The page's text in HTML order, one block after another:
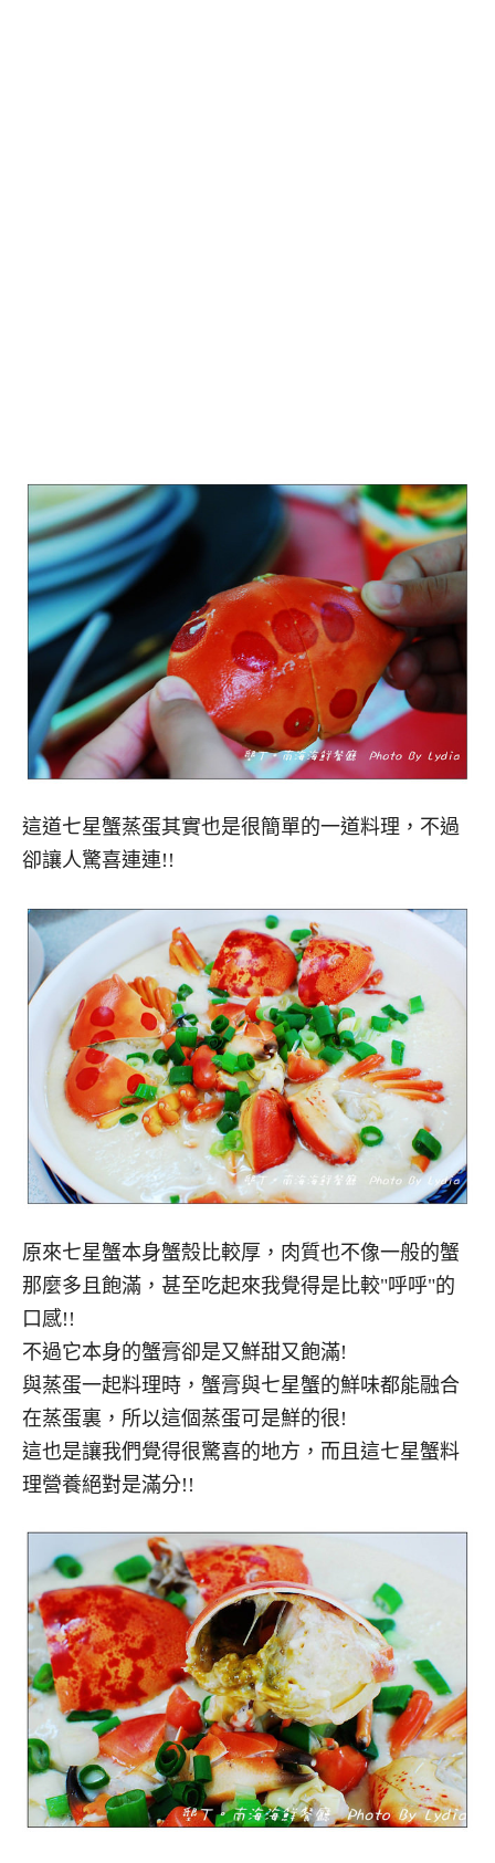
這道七星蟹蒸蛋其實也是很簡單的一道料理，不過
卻讓人驚喜連連!!
原來七星蟹本身蟹殼比較厚，肉質也不像一般的蟹
那麼多且飽滿，甚至吃起來我覺得是比較"呼呼"的
口感!!
不過它本身的蟹膏卻是又鮮甜又飽滿!
與蒸蛋一起料理時，蟹膏與七星蟹的鮮味都能融合
在蒸蛋裏，所以這個蒸蛋可是鮮的很!
這也是讓我們覺得很驚喜的地方，而且這七星蟹料
理營養絕對是滿分!!